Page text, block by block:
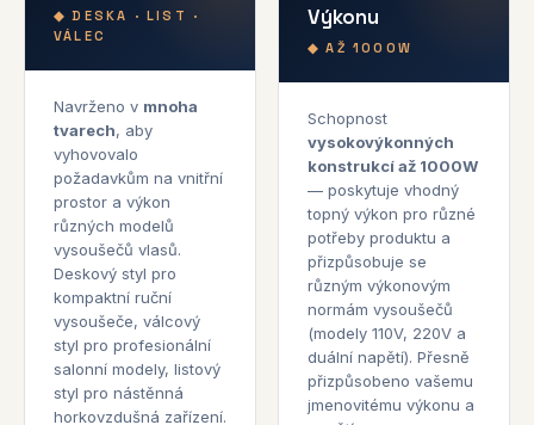
◆ DESKA · LIST ·
VÁLEC
Navrženo v mnoha
tvarech, aby
vyhovovalo
požadavkům na vnitřní
prostor a výkon
různých modelů
vysoušečů vlasů.
Deskový styl pro
kompaktní ruční
vysoušeče, válcový
styl pro profesionální
salonní modely, listový
styl pro nástěnná
horkovzdušná zařízení.
Výkonu
◆ AŽ 1000W
Schopnost
vysokovýkonných
konstrukcí až 1000W
— poskytuje vhodný
topný výkon pro různé
potřeby produktu a
přizpůsobuje se
různým výkonovým
normám vysoušečů
(modely 110V, 220V a
duální napětí). Přesně
přizpůsobeno vašemu
jmenovitému výkonu a